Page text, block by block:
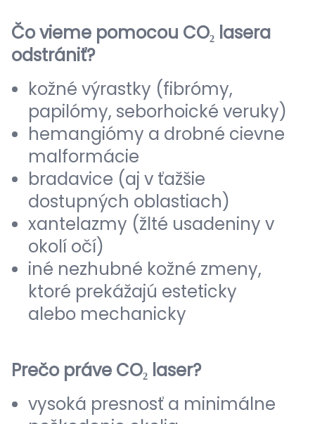
Čo vieme pomocou CO₂ lasera
odstrániť?
kožné výrastky (fibrómy,
papilómy, seborhoické veruky)
hemangiómy a drobné cievne
malformácie
bradavice (aj v ťažšie
dostupných oblastiach)
xantelazmy (žlté usadeniny v
okolí očí)
iné nezhubné kožné zmeny,
ktoré prekážajú esteticky
alebo mechanicky
Prečo práve CO₂ laser?
vysoká presnosť a minimálne